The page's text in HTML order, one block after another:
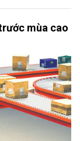
mùa cao